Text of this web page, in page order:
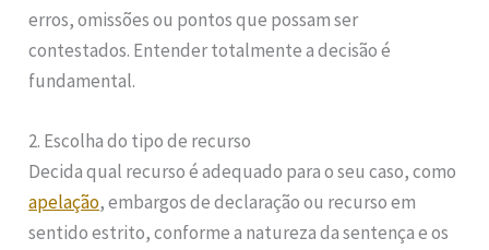
erros, omissões ou pontos que possam ser
contestados. Entender totalmente a decisão é
fundamental.
2. Escolha do tipo de recurso
Decida qual recurso é adequado para o seu caso, como
apelação, embargos de declaração ou recurso em
sentido estrito, conforme a natureza da sentença e os